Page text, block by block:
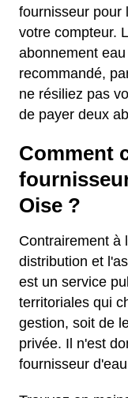
fournisseur pour
votre compteur.
abonnement
recommandé,
ne résiliez pas
de payer deux
Comment
Oise ?
Contrairement à
distribution et
est un service
territoriales qui
gestion, soit de
privée. Il n'est
fournisseur